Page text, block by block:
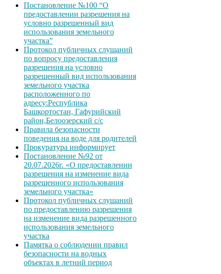
Постановление №100 “О
предоставлении разрешения на
условно разрешенный вид
использования земельного
участка”
Протокол публичных слушаний
по вопросу предоставления
разрешения на условно
разрешенный вид использования
земельного участка
расположенного по
адресу:Республика
Башкортостан, Гафурийский
район,Белоозерский с/с
Правила безопасности
поведения на воде для родителей
Прокуратура информирует
Постановление №92 от
20.07.2026г. «О предоставлении
разрешения на изменение вида
разрешенного использования
земельного участка»
Протокол публичных слушаний
по предоставлению разрешения
на изменение вида разрешенного
использования земельного
участка
Памятка о соблюдении правил
безопасности на водных
объектах в летний период